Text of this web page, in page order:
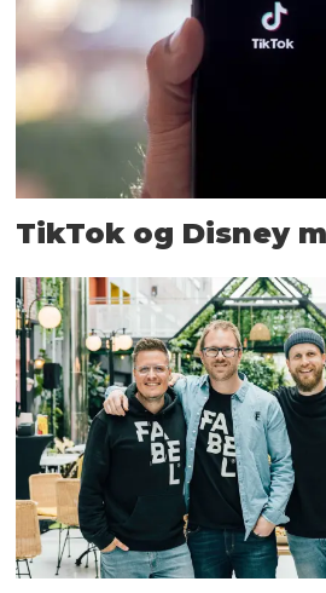
TikTok og Disney